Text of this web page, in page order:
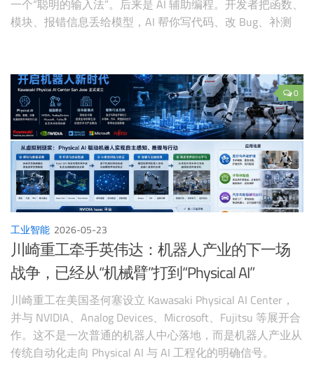
一个“聪明的输入法”。后来是 AI 辅助编程。开发者把函数、
模块、报错信息丢给模型，AI 帮你写代码、改 Bug、补测
看结果、再反馈。于是“Vibe Coding”这
0
工业智能 2026-05-23
川崎重工牵手英伟达：机器人产业的下一场
战争，已经从“机械臂”打到“Physical AI”
川崎重工在美国圣何塞设立 Kawasaki Physical AI Center，
并与 NVIDIA、Analog Devices、Microsoft、Fujitsu 等展开合
作。这不是一次普通的机器人中心落地，而是机器人产业从
传统自动化走向 Physical AI 与 AI 工程化的明确信号。